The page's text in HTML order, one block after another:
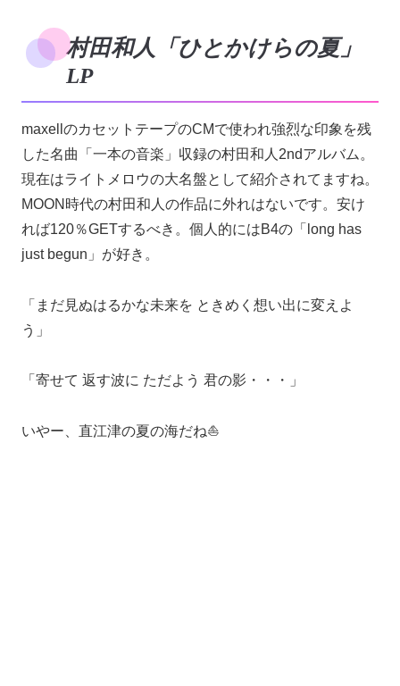
村田和人「ひとかけらの夏」
LP
maxellのカセットテープのCMで使われ強烈な印象を残
した名曲「一本の音楽」収録の村田和人2ndアルバム。
現在はライトメロウの大名盤として紹介されてますね。
MOON時代の村田和人の作品に外れはないです。安け
れば120％GETするべき。個人的にはB4の「long has
just begun」が好き。
「まだ見ぬはるかな未来を ときめく想い出に変えよ
う」
「寄せて 返す波に ただよう 君の影・・・」
いやー、直江津の夏の海だね⛵️